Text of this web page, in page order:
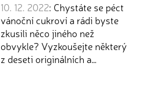
10. 12. 2022: Chystáte se péct
vánoční cukroví a rádi byste
zkusili něco jiného než
obvykle? Vyzkoušejte některý
z deseti originálních a…